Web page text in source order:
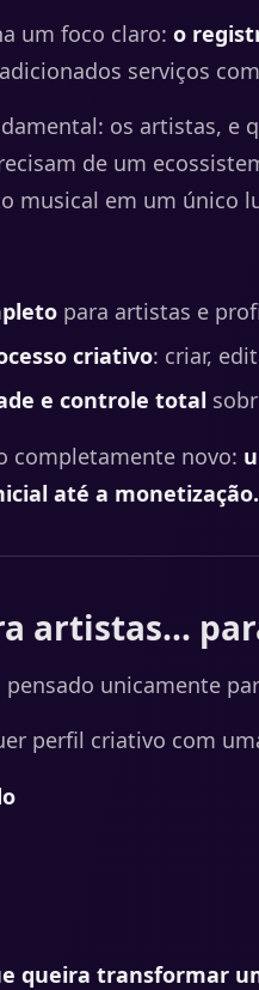
um foco claro: o
serviços
os artistas, e
de um
musical em um único
para artistas e
criativo: criar,
e controle total
completamente novo:
até a monetização.
artistas…
unicamente
perfil criativo com
queira transformar